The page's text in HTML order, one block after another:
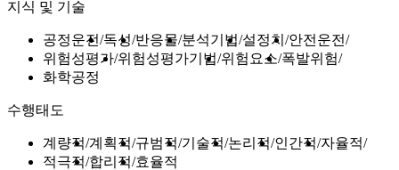
지식 및 기술
공정운전 독성 반응물 분석기법 설정치 안전운전
위험성평가 위험성평가기법 위험요소 폭발위험
화학공정
수행태도
계량적 계획적 규범적 기술적 논리적 인간적 자율적
적극적 합리적 효율적